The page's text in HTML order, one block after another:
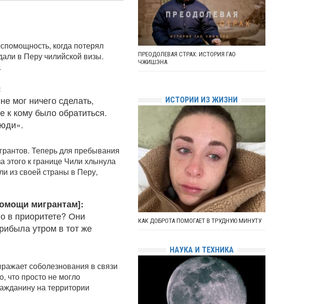
когда потерял
в Перу чилийской визы.
мог ничего сделать,
к кому было обратиться.
Теперь для пребывания
этого к границе Чили хлынула
из своей страны в Перу,
мигрантам]:
в приоритете? Они
утром в тот же
соболезнования в связи
что просто не могло
на территории
ПРЕОДОЛЕВАЯ СТРАХ: ИСТОРИЯ ГАО
ЧЖИШЭНА
ИСТОРИИ ИЗ ЖИЗНИ
КАК ДОБРОТА ПОМОГАЕТ В ТРУДНУЮ МИНУТУ
НАУКА И ТЕХНИКА